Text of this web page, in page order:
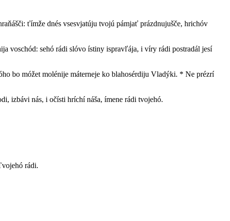
ťímže dnés vsesvjatúju tvojú pámjať prázdnujušče, hrichóv
voschód: sehó rádi slóvo ístiny ispravľája, i víry rádi postradál jesí
bo móžet molénije máterneje ko blahosérdiju Vladýki. * Ne prézrí
izbávi nás, i očísti hríchí náša, ímene rádi tvojehó.
rádi.